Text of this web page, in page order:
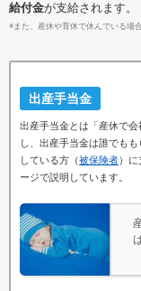
給付金が支給されます。
※また、産休や育休で休んでいる場
出産手当金
出産手当金とは「産休で
し、出産手当金は誰でもも
している方（被保険者）
ージで説明しています。